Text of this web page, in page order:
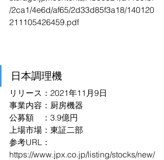
/2ca1/4e6d/af65/2d33d85f3a18/140120
211105426459.pdf
日本調理機
リリース：2021年11月9日
事業内容：厨房機器
公募額　：3.9億円
上場市場：東証二部
参考URL：
https://www.jpx.co.jp/listing/stocks/new/